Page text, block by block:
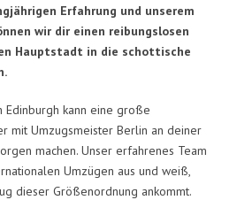
Erfahrung und unserem
wir dir einen reibungslosen
Hauptstadt in die schottische
Edinburgh kann eine große
mit Umzugsmeister Berlin an deiner
machen. Unser erfahrenes Team
Umzügen aus und weiß,
dieser Größenordnung ankommt.